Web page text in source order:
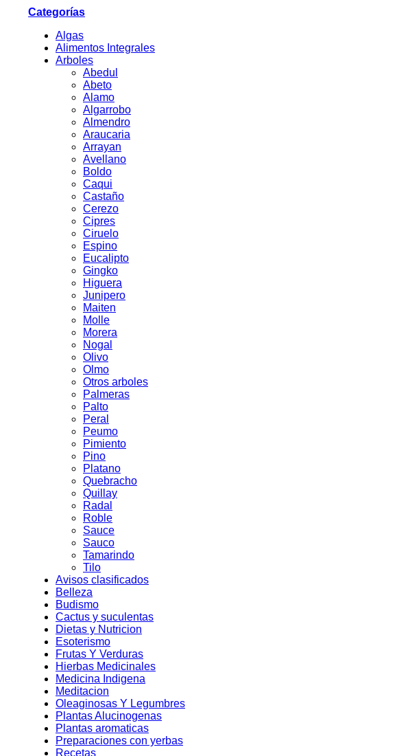
Categorías
Algas
Alimentos Integrales
Arboles
Abedul
Abeto
Alamo
Algarrobo
Almendro
Araucaria
Arrayan
Avellano
Boldo
Caqui
Castaño
Cerezo
Cipres
Ciruelo
Espino
Eucalipto
Gingko
Higuera
Junipero
Maiten
Molle
Morera
Nogal
Olivo
Olmo
Otros arboles
Palmeras
Palto
Peral
Peumo
Pimiento
Pino
Platano
Quebracho
Quillay
Radal
Roble
Sauce
Sauco
Tamarindo
Tilo
Avisos clasificados
Belleza
Budismo
Cactus y suculentas
Dietas y Nutricion
Esoterismo
Frutas Y Verduras
Hierbas Medicinales
Medicina Indigena
Meditacion
Oleaginosas Y Legumbres
Plantas Alucinogenas
Plantas aromaticas
Preparaciones con yerbas
Recetas